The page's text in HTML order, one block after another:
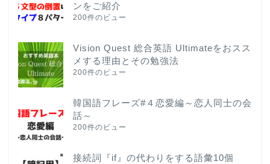
ンをご紹介
200件のビュー
Vision Quest 総合英語 Ultimateをおスス
メする理由とその勉強法
200件のビュー
韓国語フレーズ#４恋愛編～恋人同士の会
話～
200件のビュー
接続詞『if』の代わりをする語彙10個